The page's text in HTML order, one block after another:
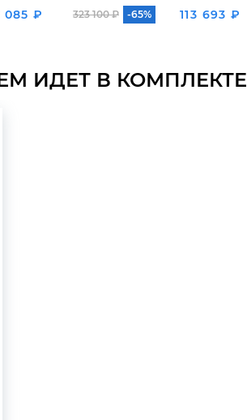
085 ₽ 323 100 ₽ -65% 113 693 ₽
ИДЕТ В КОМПЛЕКТЕ